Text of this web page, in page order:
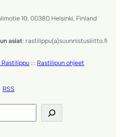
10, 00380 Helsinki, Finland
asiat: rastilippu(a)suunnistusliitto.fi
::: Rastilipun ohjeet
RSS